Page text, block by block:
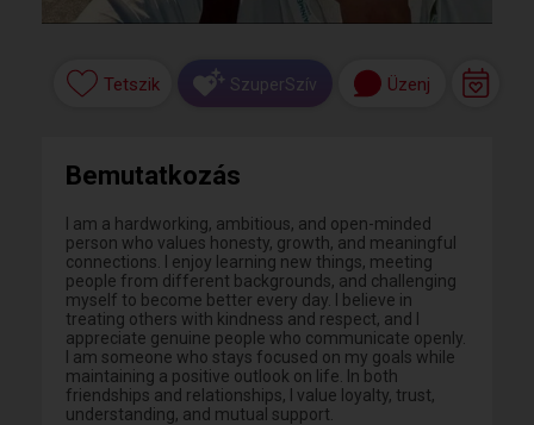
Tetszik SzuperSzív Üzenj
Bemutatkozás
I am a hardworking, ambitious, and open-minded
person who values honesty, growth, and meaningful
connections. I enjoy learning new things, meeting
people from different backgrounds, and challenging
myself to become better every day. I believe in
treating others with kindness and respect, and I
appreciate genuine people who communicate openly.
I am someone who stays focused on my goals while
maintaining a positive outlook on life. In both
friendships and relationships, I value loyalty, trust,
understanding, and mutual support.